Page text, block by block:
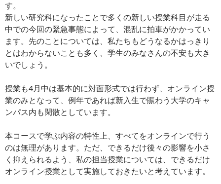
す。
新しい研究科になったことで多くの新しい授業科目が走る
中での今回の緊急事態によって、混乱に拍車がかかってい
ます。先のことについては、私たちもどうなるかはっきり
とはわからないことも多く、学生のみなさんの不安も大き
いでしょう。
授業も4月中は基本的に対面形式では行わず、オンライン授
業のみとなって、例年であれば新入生で賑わう大学のキャ
ンパス内も閑散としています。
本コースで学ぶ内容の特性上、すべてをオンラインで行う
のは無理があります。ただ、できるだけ後々の影響を小さ
く抑えられるよう、私の担当授業については、できるだけ
オンライン授業として実施しておきたいと考えています。